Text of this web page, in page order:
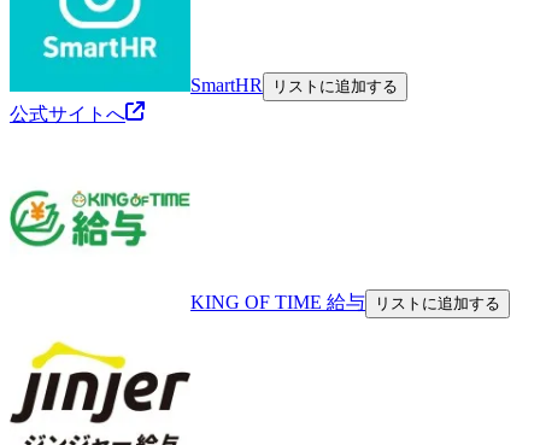
SmartHR リストに追加する
公式サイトへ
KING OF TIME 給与 リストに追加する